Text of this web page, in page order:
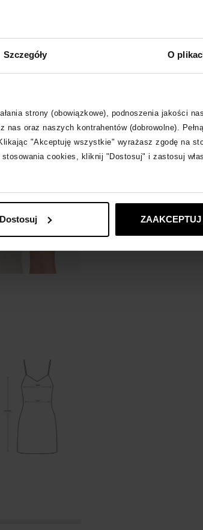
Szczegóły O
strony (obowiązkowe), podnoszenia jakości
oraz naszych kontrahentów (dobrowolne).
"Akceptuję wszystkie" wyrażasz zgodę na
cookies, kliknij "Dostosuj" i zastosuj
Dostosuj ZAAKCEPTUJ
SELF PORTRAITzobacz inne